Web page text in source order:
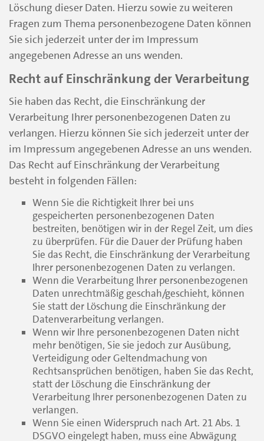
Löschung dieser Daten. Hierzu sowie zu weiteren
Fragen zum Thema personenbezogene Daten können
Sie sich jederzeit unter der im Impressum
angegebenen Adresse an uns wenden.
Recht auf Einschränkung der Verarbeitung
Sie haben das Recht, die Einschränkung der
Verarbeitung Ihrer personenbezogenen Daten zu
verlangen. Hierzu können Sie sich jederzeit unter der
im Impressum angegebenen Adresse an uns wenden.
Das Recht auf Einschränkung der Verarbeitung
besteht in folgenden Fällen:
Wenn Sie die Richtigkeit Ihrer bei uns
gespeicherten personenbezogenen Daten
bestreiten, benötigen wir in der Regel Zeit, um dies
zu überprüfen. Für die Dauer der Prüfung haben
Sie das Recht, die Einschränkung der Verarbeitung
Ihrer personenbezogenen Daten zu verlangen.
Wenn die Verarbeitung Ihrer personenbezogenen
Daten unrechtmäßig geschah/geschieht, können
Sie statt der Löschung die Einschränkung der
Datenverarbeitung verlangen.
Wenn wir Ihre personenbezogenen Daten nicht
mehr benötigen, Sie sie jedoch zur Ausübung,
Verteidigung oder Geltendmachung von
Rechtsansprüchen benötigen, haben Sie das Recht,
statt der Löschung die Einschränkung der
Verarbeitung Ihrer personenbezogenen Daten zu
verlangen.
Wenn Sie einen Widerspruch nach Art. 21 Abs. 1
DSGVO eingelegt haben, muss eine Abwägung